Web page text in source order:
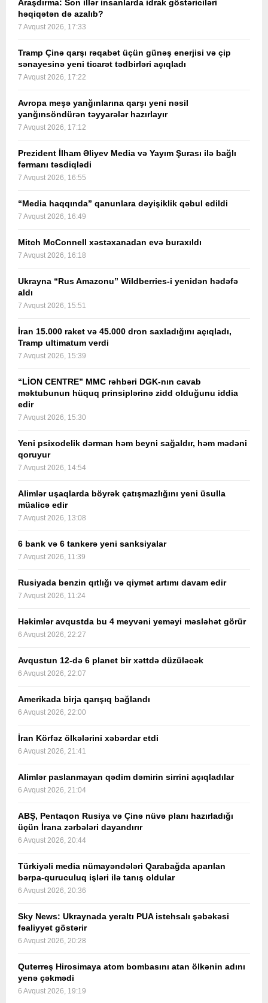
Araşdırma: Son illər insanlarda idrak göstəriciləri
həqiqətən də azalıb?
7 Avqust 2026, 17:33
Tramp Çinə qarşı rəqabət üçün günəş enerjisi və çip
sənayesinə yeni ticarət tədbirləri açıqladı
7 Avqust 2026, 17:22
Avropa meşə yanğınlarına qarşı yeni nəsil
yanğınsöndürən təyyarələr hazırlayır
7 Avqust 2026, 17:12
Prezident İlham Əliyev Media və Yayım Şurası ilə bağlı
fərmanı təsdiqlədi
7 Avqust 2026, 16:55
“Media haqqında” qanunlara dəyişiklik qəbul edildi
7 Avqust 2026, 16:49
Mitch McConnell xəstəxanadan evə buraxıldı
7 Avqust 2026, 16:18
Ukrayna “Rus Amazonu” Wildberries-i yenidən hədəfə
aldı
7 Avqust 2026, 15:51
İran 15.000 raket və 45.000 dron saxladığını açıqladı,
Tramp ultimatum verdi
7 Avqust 2026, 15:39
“LİON CENTRE” MMC rəhbəri DGK-nın cavab
məktubunun hüquq prinsiplərinə zidd olduğunu iddia
edir
7 Avqust 2026, 15:30
Yeni psixodelik dərman həm beyni sağaldır, həm mədəni
qoruyur
7 Avqust 2026, 14:54
Alimlər uşaqlarda böyrək çatışmazlığını yeni üsulla
müalicə edir
7 Avqust 2026, 13:08
6 bank və 6 tankerə yeni sanksiyalar
7 Avqust 2026, 11:39
Rusiyada benzin qıtlığı və qiymət artımı davam edir
7 Avqust 2026, 11:24
Həkimlər avqustda bu 4 meyvəni yeməyi məsləhət görür
6 Avqust 2026, 22:27
Avqustun 12-də 6 planet bir xəttdə düzüləcək
6 Avqust 2026, 22:07
Amerikada birja qarışıq bağlandı
6 Avqust 2026, 22:00
İran Körfəz ölkələrini xəbərdar etdi
6 Avqust 2026, 21:41
Alimlər paslanmayan qədim dəmirin sirrini açıqladılar
6 Avqust 2026, 21:04
ABŞ, Pentaqon Rusiya və Çinə nüvə planı hazırladığı
üçün İrana zərbələri dayandırır
6 Avqust 2026, 20:44
Türkiyəli media nümayəndələri Qarabağda aparılan
bərpa-quruculuq işləri ilə tanış oldular
6 Avqust 2026, 20:36
Sky News: Ukraynada yeraltı PUA istehsalı şəbəkəsi
fəaliyyət göstərir
6 Avqust 2026, 20:28
Quterreş Hirosimaya atom bombasını atan ölkənin adını
yenə çəkmədi
6 Avqust 2026, 19:19